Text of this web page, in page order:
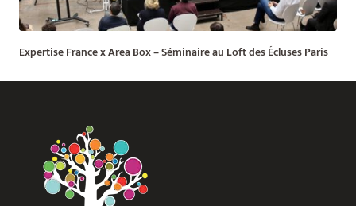
Expertise France x Area Box – Séminaire au Loft des Écluses Paris